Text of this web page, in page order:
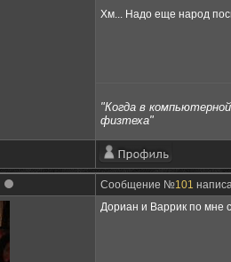
Хм... Надо еще народ
"Когда в
физтеха"
Сообщение №101
Дориан и Варрик по мне